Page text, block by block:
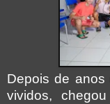
Depois de anos
vividos,